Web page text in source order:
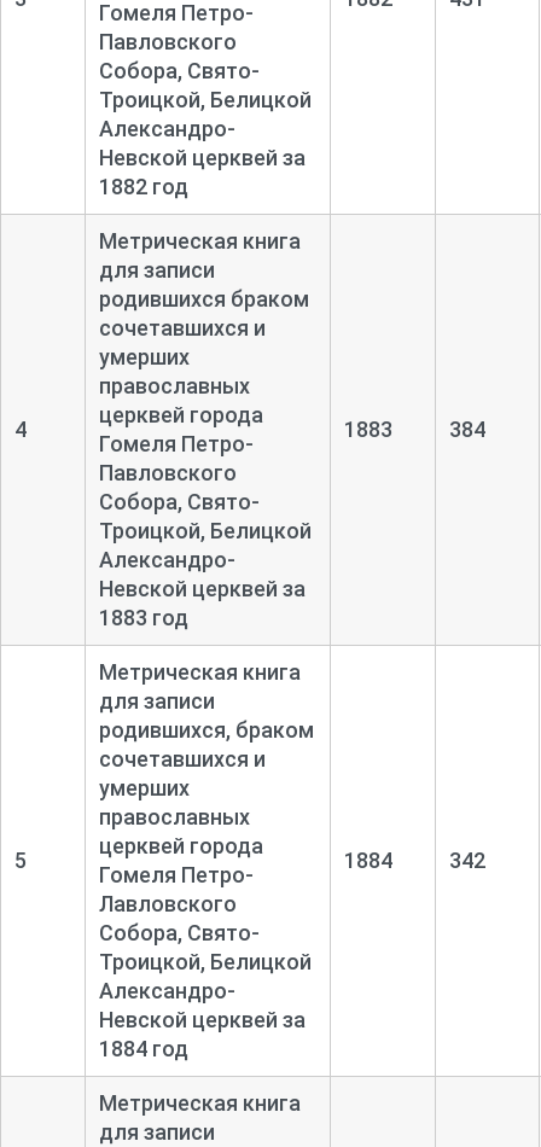
Гомеля Петро-
Павловского
Собора, Свято-
Троицкой, Белицкой
Александро-
Невской церквей за
1882 год
4
Метрическая книга
для записи
родившихся браком
сочетавшихся и
умерших
православных
церквей города
Гомеля Петро-
Павловского
Собора, Свято-
Троицкой, Белицкой
Александро-
Невской церквей за
1883 год
1883 384
5
Метрическая книга
для записи
родившихся, браком
сочетавшихся и
умерших
православных
церквей города
Гомеля Петро-
Лавловского
Собора, Свято-
Троицкой, Белицкой
Александро-
Невской церквей за
1884 год
1884 342
Метрическая книга
для записи